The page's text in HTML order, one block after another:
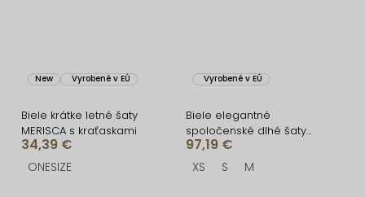
New Vyrobené v EÚ
Biele krátke letné šaty
MERISCA s kraťaskami
34,39 €
ONESIZE
Vyrobené v EÚ
Biele elegantné
spoločenské dlhé šaty
ELAYA
97,19 €
XS S M